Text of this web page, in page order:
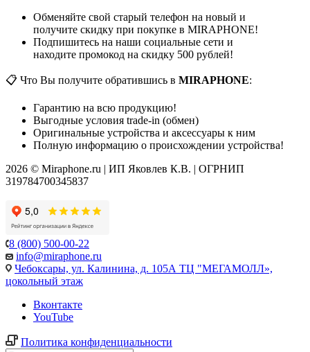
Обменяйте свой старый телефон на новый и
получите скидку при покупке в MIRAPHONE!
Подпишитесь на наши социальные сети и
находите промокод на скидку 500 рублей!
📋 Что Вы получите обратившись в MIRAPHONE:
Гарантию на всю продукцию!
Выгодные условия trade-in (обмен)
Оригинальные устройства и аксессуары к ним
Полную информацию о происхождении устройства!
2026 © Miraphone.ru | ИП Яковлев К.В. | ОГРНИП
319784700345837
8 (800) 500-00-22
info@miraphone.ru
Чебоксары, ул. Калинина, д. 105А ТЦ "МЕГАМОЛЛ»,
цокольный этаж
Вконтакте
YouTube
Политика конфиденциальности